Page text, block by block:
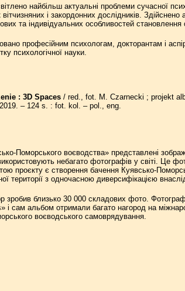
найбільш актуальні проблеми сучасної
і закордонних дослідників. Здійснено
та індивідуальних особливостей становлення
професійним психологам, докторантам і
психологічної науки.
: 3D Spaces/ red., fot. M. Czarnecki ; projekt
– 124 s. : fot. kol. – pol., eng.
Поморського воєводства» представлені
небагато фотографів у світі. Це
проєкту є створення бачення Куявсько-
території з одночасною диверсифікацією
зробив близько 30 000 складових фото.
і сам альбом отримали багато нагород на
воєводського самоврядування.